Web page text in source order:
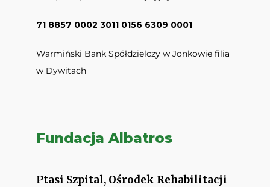
71 8857 0002 3011 0156 6309 0001
Warmiński Bank Spółdzielczy w Jonkowie filia
w Dywitach
Fundacja Albatros
Ptasi Szpital, Ośrodek Rehabilitacji